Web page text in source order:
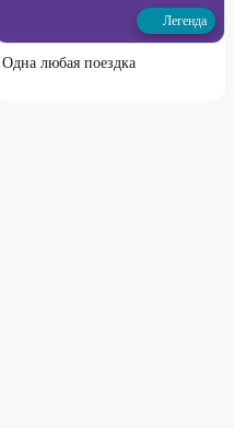
Легенда
Одна любая поездка